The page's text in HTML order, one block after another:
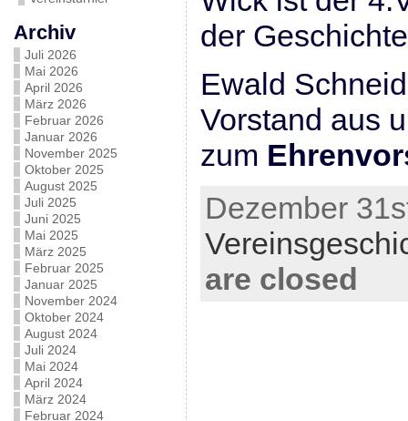
Archiv
Juli 2026
Mai 2026
April 2026
März 2026
Februar 2026
Januar 2026
November 2025
Oktober 2025
August 2025
Juli 2025
Juni 2025
Mai 2025
März 2025
Februar 2025
Januar 2025
November 2024
Oktober 2024
August 2024
Juli 2024
Mai 2024
April 2024
März 2024
Februar 2024
der
Ewald
Vorstand aus
zum
Dezember
are closed